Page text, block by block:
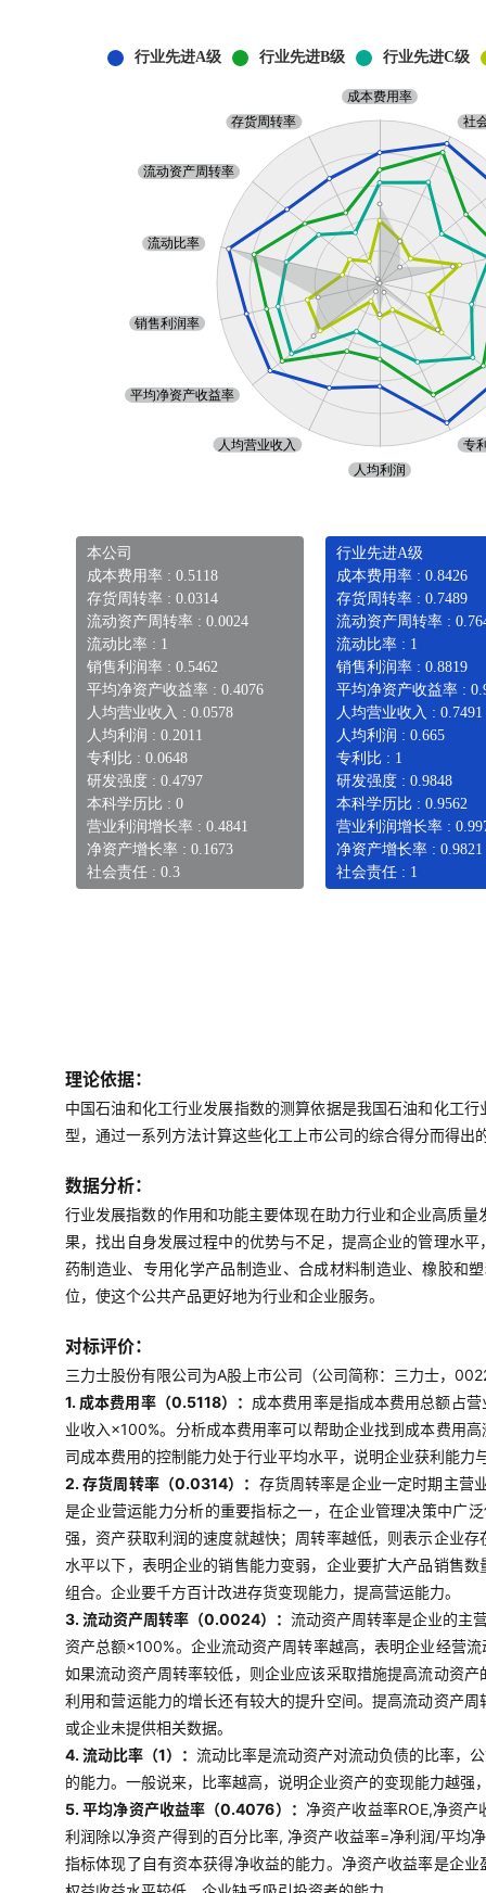
本公司
成本费用率 : 0.5118
存货周转率 : 0.0314
流动资产周转率 : 0.0024
流动比率 : 1
销售利润率 : 0.5462
平均净资产收益率 : 0.4076
人均营业收入 : 0.0578
人均利润 : 0.2011
专利比 : 0.0648
研发强度 : 0.4797
本科学历比 : 0
营业利润增长率 : 0.4841
净资产增长率 : 0.1673
社会责任 : 0.3
行业先进A级
成本费用率 : 0.8426
存货周转率 : 0.7489
流动资产周转率 :
流动比率 : 1
销售利润率 : 0.8819
平均净资产收益率 :
人均营业收入 : 0.7491
人均利润 : 0.665
专利比 : 1
研发强度 : 0.9848
本科学历比 : 0.9562
营业利润增长率 :
净资产增长率 : 0.9821
社会责任 : 1
理论依据：
中国石油和化工行业发展指数的测算依据是我国石油和化工
型，通过一系列方法计算这些化工上市公司的综合得分而得
数据分析：
行业发展指数的作用和功能主要体现在助力行业和企业高质
果，找出自身发展过程中的优势与不足，提高企业的管理水
药制造业、专用化学产品制造业、合成材料制造业、橡胶和
位，使这个公共产品更好地为行业和企业服务。
对标评价：
三力士股份有限公司为A股上市公司（公司简称：三力士，
1. 成本费用率（0.5118）： 成本费用率是指成本费用总额占
业收入×100%。分析成本费用率可以帮助企业找到成本费用
司成本费用的控制能力处于行业平均水平，说明企业获利能力
2. 存货周转率（0.0314）： 存货周转率是企业一定时期主营
是企业营运能力分析的重要指标之一，在企业管理决策中广
强，资产获取利润的速度就越快；周转率越低，则表示企业
水平以下，表明企业的销售能力变弱，企业要扩大产品销售
组合。企业要千方百计改进存货变现能力，提高营运能力。
3. 流动资产周转率（0.0024）： 流动资产周转率是企业的主
资产总额×100%。企业流动资产周转率越高，表明企业经营
如果流动资产周转率较低，则企业应该采取措施提高流动资
利用和营运能力的增长还有较大的提升空间。提高流动资产
或企业未提供相关数据。
4. 流动比率（1）： 流动比率是流动资产对流动负债的比率，
的能力。一般说来，比率越高，说明企业资产的变现能力越
5. 平均净资产收益率（0.4076）： 净资产收益率ROE,净资
利润除以净资产得到的百分比率, 净资产收益率=净利润/平均
指标体现了自有资本获得净收益的能力。净资产收益率是企